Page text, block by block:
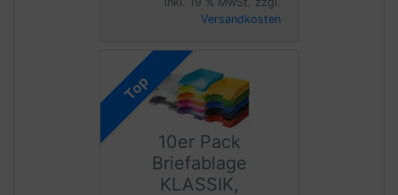
Versandkosten
Top
10er Pack
Briefablage
KLASSIK,